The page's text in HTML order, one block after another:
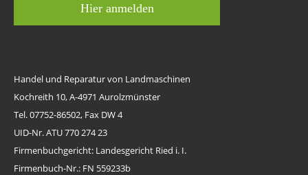
Hier anmelden
Handel und Reparatur von Landmaschinen
Kochreith 10, A-4971 Aurolzmünster
Tel. 07752-86502, Fax DW 4
UID-Nr. ATU 770 274 23
Firmenbuchgericht: Landesgericht Ried i. I.
Firmenbuch-Nr.: FN 559233b